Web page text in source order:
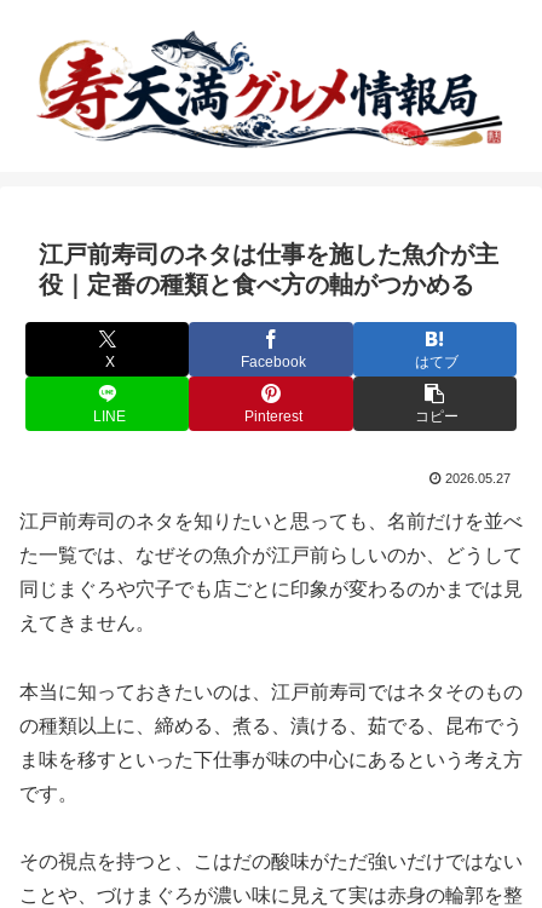
江戸前寿司のネタは仕事を施した魚介が主
役｜定番の種類と食べ方の軸がつかめる
X Facebook はてブ
LINE Pinterest コピー
2026.05.27
江戸前寿司のネタを知りたいと思っても、名前だけを並べ
た一覧では、なぜその魚介が江戸前らしいのか、どうして
同じまぐろや穴子でも店ごとに印象が変わるのかまでは見
えてきません。
本当に知っておきたいのは、江戸前寿司ではネタそのもの
の種類以上に、締める、煮る、漬ける、茹でる、昆布でう
ま味を移すといった下仕事が味の中心にあるという考え方
です。
その視点を持つと、こはだの酸味がただ強いだけではない
ことや、づけまぐろが濃い味に見えて実は赤身の輪郭を整